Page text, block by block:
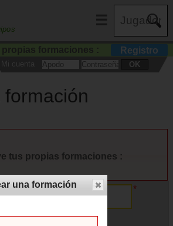
☰
formaciones : Registro
Mi cuenta OK
tus propias formaciones :
una formación